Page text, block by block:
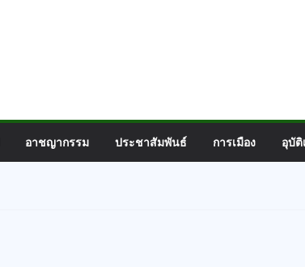
อาชญากรรม ประชาสัมพันธ์ การเมือง อุบัติ